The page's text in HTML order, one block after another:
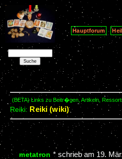
Hauptforum
(BETA) Links zu Beitr�gen, Artikeln,
Reiki: Reiki (wiki)
metatron * schrieb am 19.